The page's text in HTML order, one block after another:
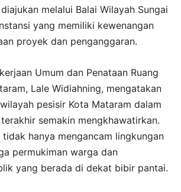
melalui Balai Wilayah Sungai
yang memiliki kewenangan
proyek dan penganggaran.
Umum dan Penataan Ruang
Lale Widiahning, mengatakan
pesisir Kota Mataram dalam
semakin mengkhawatirkan.
hanya mengancam lingkungan
permukiman warga dan
yang berada di dekat bibir pantai.